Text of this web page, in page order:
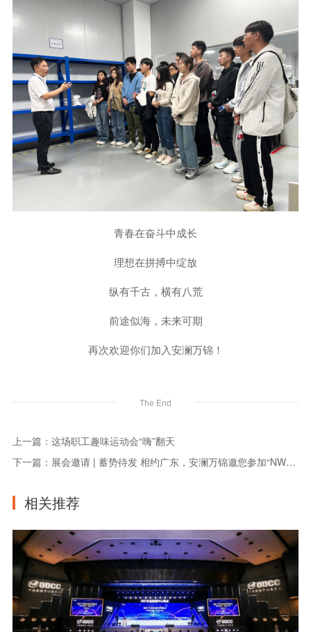
青春在奋斗中成长
理想在拼搏中绽放
纵有千古，横有八荒
前途似海，未来可期
再次欢迎你们加入安澜万锦！
The End
上一篇：这场职工趣味运动会“嗨”翻天
下一篇：展会邀请 | 蓄势待发 相约广东，安澜万锦邀您参加“NWCS'23新一代车载以太网传输技术研讨会”
相关推荐